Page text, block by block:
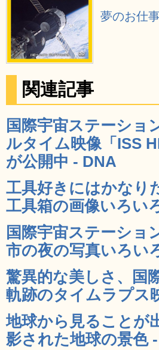
夢のお仕
関連記事
国際宇宙ステーショ
ルタイム映像「ISS
が公開中 - DNA
工具好きにはかなり
工具箱の画像いろい
国際宇宙ステーショ
市の夜の写真いろい
驚異的な美しさ、国
軌跡のタイムラプス
地球から見ることが
影された地球の景色